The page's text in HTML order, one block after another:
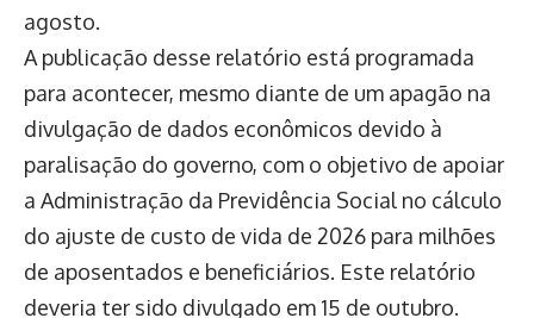
agosto.
A publicação desse relatório está programada
para acontecer, mesmo diante de um apagão na
divulgação de dados econômicos devido à
paralisação do governo, com o objetivo de apoiar
a Administração da Previdência Social no cálculo
do ajuste de custo de vida de 2026 para milhões
de aposentados e beneficiários. Este relatório
deveria ter sido divulgado em 15 de outubro.